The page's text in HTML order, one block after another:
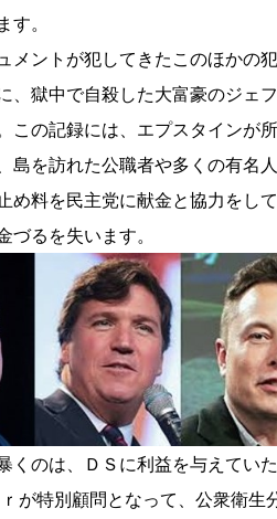
す。
メントが犯してきたこのほかの
、獄中で自殺した大富豪のジェ
この記録には、エプスタインが
島を訪れた公職者や多くの有名
め料を民主党に献金と協力をし
づるを失います。
くのは、ＤＳに利益を与えてい
が特別顧問となって、公衆衛生